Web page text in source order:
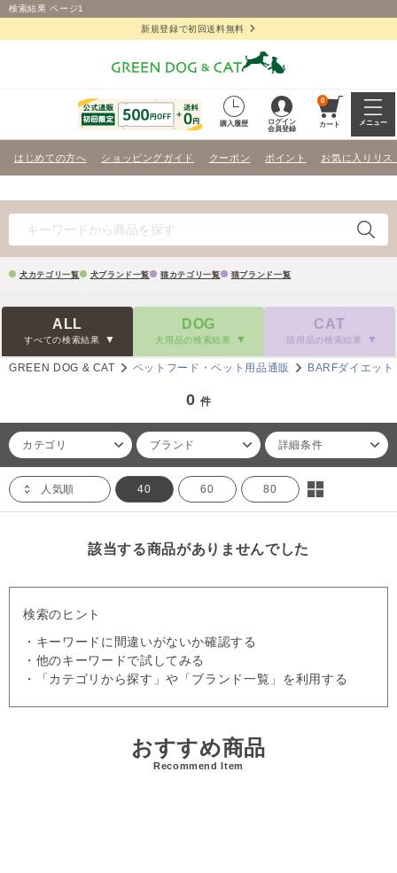
検索結果 ページ1
新規登録で初回送料無料
購入履歴
ログイン
会員登録
0
カート メニュー
はじめての方へ ショッピングガイド クーポン ポイント お気に入りリス
犬カテゴリ一覧 犬ブランド一覧 猫カテゴリ一覧 猫ブランド一覧
ALL
すべての検索結果
DOG
犬用品の検索結果
CAT
猫用品の検索結果
GREEN DOG & CAT ペットフード・ペット用品通販 BARFダイエット
0 件
カテゴリ ブランド 詳細条件
人気順 40 60 80
該当する商品がありませんでした
検索のヒント
・キーワードに間違いがないか確認する
・他のキーワードで試してみる
・「カテゴリから探す」や「ブランド一覧」を利用する
おすすめ商品
Recommend Item